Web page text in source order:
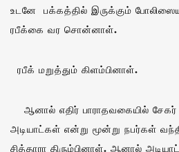
உடனே பக்கத்தில் இருக்கும்
ரபீக்கை வர சொன்னாள்.
ரபீக் மறுத்தும் கிளம்பினாள்.
ஆனால் எதிர் பாராதவகையில் சேகர்
அடியாட்கள் என்று மூன்று நபர்கள்
சித்தாரா திரும்பினாள். ஆனால்